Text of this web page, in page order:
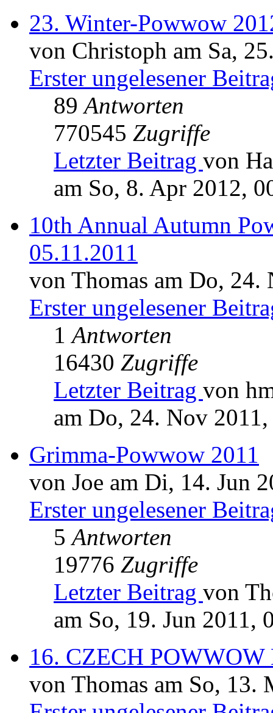
23. Winter-Powwow
von Christoph am Sa,
Erster ungelesener
89Antworten
770545 Zugriffe
Letzter Beitrag von
am So, 8. Apr 2012,
10th Annual Autumn
05.11.2011
von Thomas am Do, 24.
Erster ungelesener
1Antworten
16430 Zugriffe
Letzter Beitrag von
am Do, 24. Nov
Grimma-Powwow 2011
von Joe am Di, 14. Jun
Erster ungelesener
5Antworten
19776 Zugriffe
Letzter Beitrag von
am So, 19. Jun 2011,
16. CZECH POWWOW
von Thomas am So, 13.